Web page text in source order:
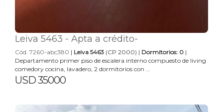
Leiva 5463 - Apta a crédito-
Cód. 7260-abc380 | Leiva 5463 (CP 2000) | Dormitorios: 0 |
Departamento primer piso de escalera interno compuesto de living
comedory cocina, lavadero, 2 dormitorios con ...
USD 35000